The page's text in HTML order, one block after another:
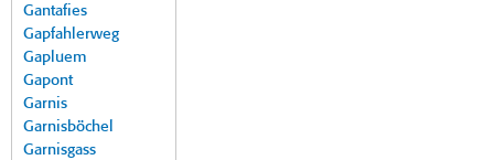
Gantafies
Gapfahlerweg
Gapluem
Gapont
Garnis
Garnisböchel
Garnisgass